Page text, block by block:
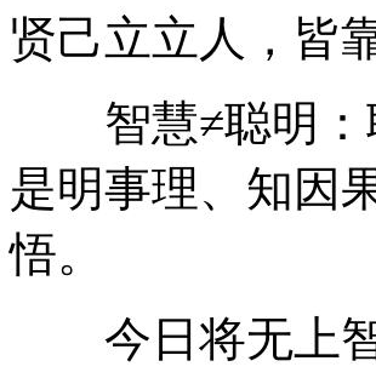
贤己立立人，皆
智慧≠聪明：
是明事理、知因
悟。
今日将无上智